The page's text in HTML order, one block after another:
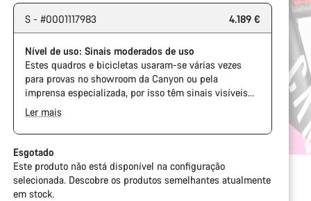
S - #0001117983 4.189 €
Nível de uso: Sinais moderados de uso
Estes quadros e bicicletas usaram-se várias vezes
para provas no showroom da Canyon ou pela
imprensa especializada, por isso têm sinais visíveis
de uso na corrente e na cassete. Além disso, é
possível que o quadro e outros componentes tenham
alguma marca, danificações na pintura ou
imperfeições na cor. Em qualquer modo, todas as suas
peças funcionam perfeitamente.
The Pro Bike Speedmax is supplied only with the
visible spacers between the extensions and
handlebars. No additional spacer or fitting kit is
included.
Ler mais
Esgotado
Este produto não está disponível na configuração
selecionada. Descobre os produtos semelhantes atualmente
em stock.